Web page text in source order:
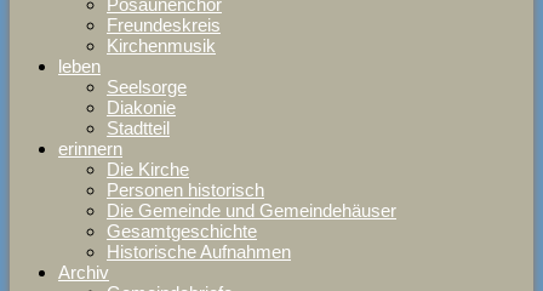
Posaunenchor
Freundeskreis
Kirchenmusik
leben
Seelsorge
Diakonie
Stadtteil
erinnern
Die Kirche
Personen historisch
Die Gemeinde und Gemeindehäuser
Gesamtgeschichte
Historische Aufnahmen
Archiv